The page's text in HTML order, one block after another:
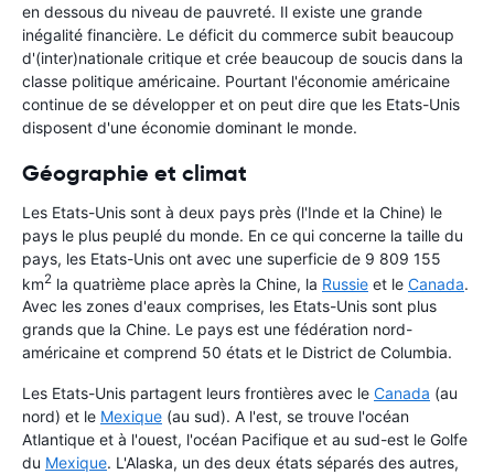
en dessous du niveau de pauvreté. Il existe une grande
inégalité financière. Le déficit du commerce subit beaucoup
d'(inter)nationale critique et crée beaucoup de soucis dans la
classe politique américaine. Pourtant l'économie américaine
continue de se développer et on peut dire que les Etats-Unis
disposent d'une économie dominant le monde.
Géographie et climat
Les Etats-Unis sont à deux pays près (l'Inde et la Chine) le
pays le plus peuplé du monde. En ce qui concerne la taille du
pays, les Etats-Unis ont avec une superficie de 9 809 155
km2 la quatrième place après la Chine, la Russie et le Canada
Avec les zones d'eaux comprises, les Etats-Unis sont plus
grands que la Chine. Le pays est une fédération nord-
américaine et comprend 50 états et le District de Columbia.
Les Etats-Unis partagent leurs frontières avec le Canada (au
nord) et le Mexique (au sud). A l'est, se trouve l'océan
Atlantique et à l'ouest, l'océan Pacifique et au sud-est le Golfe
du Mexique. L'Alaska, un des deux états séparés des autres,